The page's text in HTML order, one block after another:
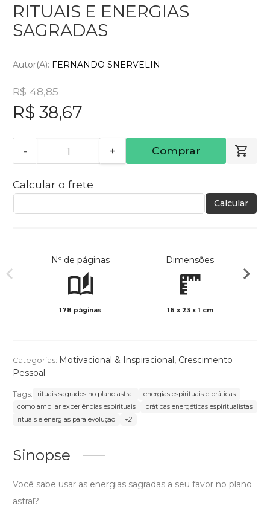
RITUAIS E ENERGIAS
SAGRADAS
Autor(a): FERNANDO SNERVELIN
R$ 48,85
R$ 38,67
- + Comprar
Calcular o frete
Calcular
Nº de páginas
178 páginas
Dimensões
16 x 23 x 1 cm
Categorias: Motivacional & Inspiracional, Crescimento
Pessoal
Tags: rituais sagrados no plano astral
energias espirituais e práticas
como ampliar experiências espirituais
práticas energéticas espiritualistas
rituais e energias para evolução
+2
Sinopse
Você sabe usar as energias sagradas a seu favor no plano
astral?